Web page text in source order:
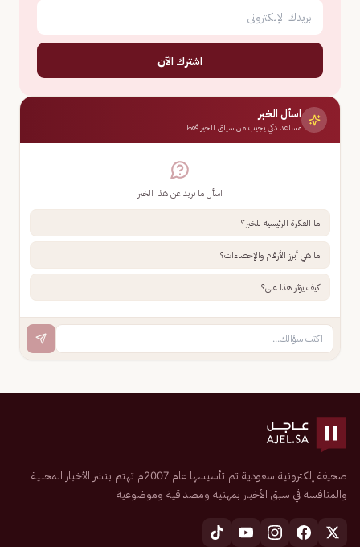
اشترك الآن
اسأل الخبر
مساعد ذكي يجيب من سياق الخبر فقط
اسأل ما تريد عن هذا الخبر
ما الفكرة الرئيسية للخبر؟
ما هي أبرز الأرقام والإحصاءات؟
كيف يؤثر هذا علي؟
صحيفة إلكترونية سعودية تم تأسيسها عام 2007م تهتم بنشر الأخبار المحلية
والمنافسة في سبق الأخبار بمهنية ومصداقية وموضوعية